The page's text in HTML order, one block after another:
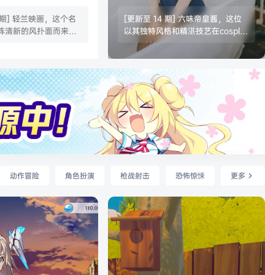
] 轻兰映画，这个名
清新的风扑面而来呢~
的甜美感！他们的绝
谓是独具特色，尤其
足的特写上，简直让
感觉那些细腻的光影
息扑面而来，甜而
治愈感呢！ 轻兰映画
一股清新淡雅的气
的美少女们每次出现
会给人一种如沐…
合集下载|持续更新
[更新至 14 期] ​​六味帝皇酱，这位
以其独特风格和精湛技艺在cospla
y界迅速崛起的coser，以超精美的
cosplay美图和写真套图赢得了广
大粉丝的热爱和追捧。她的作品不
仅还原度极高，更充满了艺术感和
情感表达。本文将全面介绍六味帝
皇酱的cosplay美图及写真套图合
集，带您走进她的cosplay世界，
感受她的艺术魅力。 六味帝皇酱 N
O.000_0 twi & 微博 [29P1V…
动作冒险 角色扮演 枪战射击 恐怖惊悚 更多